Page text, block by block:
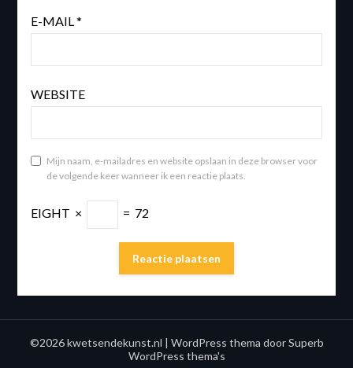
E-MAIL*
WEBSITE
Mijn naam, e-mailadres en website opslaan in deze browser voor
de volgende keer wanneer ik een reactie plaats.
EIGHT × = 72
©2026 kwetsendekunst.nl | WordPress thema doorSuperb
WordPress thema's